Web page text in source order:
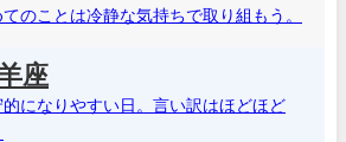
のことは冷静な気持ちで取り組もう。
座
的になりやすい日。言い訳はほどほど